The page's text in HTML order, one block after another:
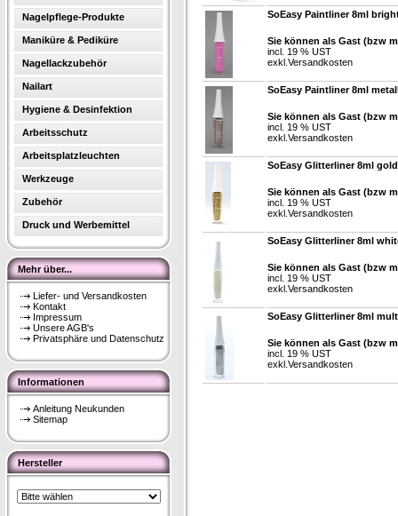
Nagelpflege-Produkte
Maniküre & Pediküre
Nagellackzubehör
Nailart
Hygiene & Desinfektion
Arbeitsschutz
Arbeitsplatzleuchten
Werkzeuge
Zubehör
Druck und Werbemittel
Mehr über...
Liefer- und Versandkosten
Kontakt
Impressum
Unsere AGB's
Privatsphäre und Datenschutz
Informationen
Anleitung Neukunden
Sitemap
Hersteller
SoEasy Paintliner 8ml
Sie können als Gast (bzw
incl. 19 % UST
exkl. Versandkosten
SoEasy Paintliner 8ml
Sie können als Gast (bzw
incl. 19 % UST
exkl. Versandkosten
SoEasy Glitterliner 8ml gold
Sie können als Gast (bzw
incl. 19 % UST
exkl. Versandkosten
SoEasy Glitterliner 8ml
Sie können als Gast (bzw
incl. 19 % UST
exkl. Versandkosten
SoEasy Glitterliner 8ml
Sie können als Gast (bzw
incl. 19 % UST
exkl. Versandkosten